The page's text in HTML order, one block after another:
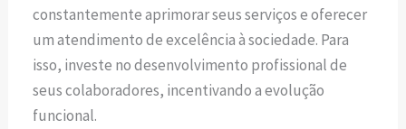
constantemente aprimorar seus serviços e oferecer
um atendimento de excelência à sociedade. Para
isso, investe no desenvolvimento profissional de
seus colaboradores, incentivando a evolução
funcional.